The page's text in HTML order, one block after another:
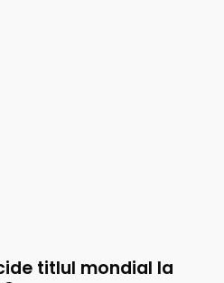
titlul mondial la